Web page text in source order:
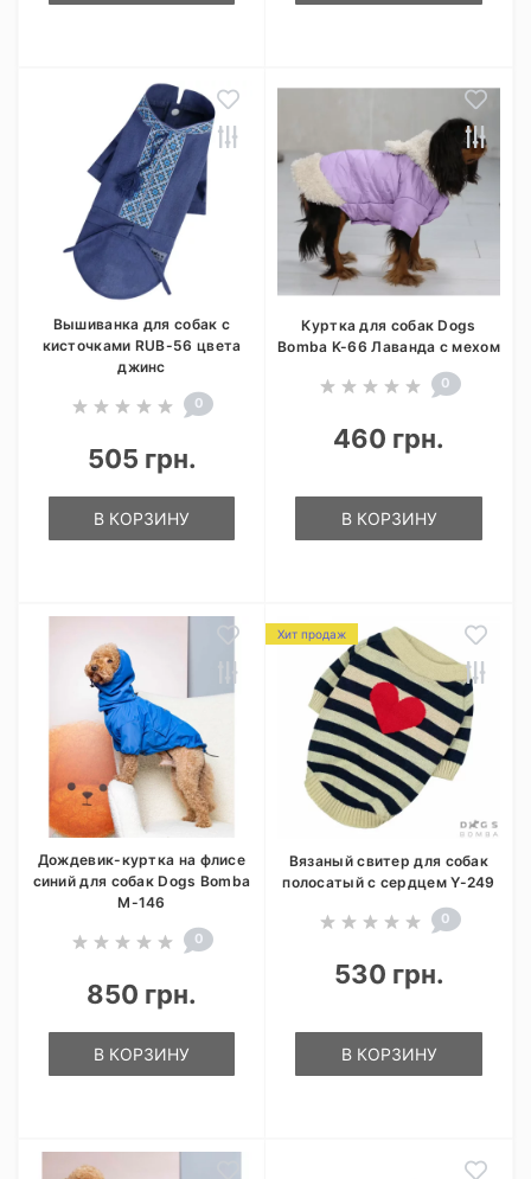
Вышиванка для собак с
кисточками RUB-56 цвета
джинс
0
505 грн.
В КОРЗИНУ
Куртка для собак Dogs
Bomba K-66 Лаванда с мехом
0
460 грн.
В КОРЗИНУ
Дождевик-куртка на флисе
синий для собак Dogs Bomba
M-146
0
850 грн.
В КОРЗИНУ
Хит продаж
Вязаный свитер для собак
полосатый с сердцем Y-249
0
530 грн.
В КОРЗИНУ